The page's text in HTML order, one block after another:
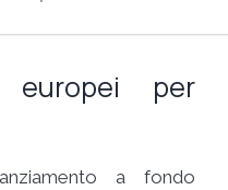
europei per
a fondo